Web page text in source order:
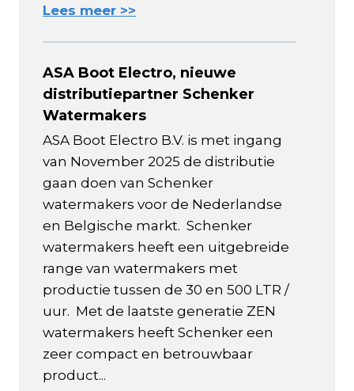
Lees meer >>
ASA Boot Electro, nieuwe
distributiepartner Schenker
Watermakers
ASA Boot Electro B.V. is met ingang
van November 2025 de distributie
gaan doen van Schenker
watermakers voor de Nederlandse
en Belgische markt. Schenker
watermakers heeft een uitgebreide
range van watermakers met
productie tussen de 30 en 500 LTR /
uur. Met de laatste generatie ZEN
watermakers heeft Schenker een
zeer compact en betrouwbaar
product...